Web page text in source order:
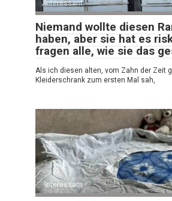
Interessant
Niemand wollte diesen
haben, aber sie hat es
fragen alle, wie sie das
Als ich diesen alten, vom Zahn der Zeit
Kleiderschrank zum ersten Mal sah,
Interessant